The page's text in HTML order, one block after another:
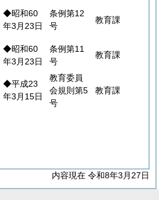
◆昭和60
年3月23日
条例第12
号
教育課
◆昭和60
年3月23日
条例第11
号
教育課
◆平成23
年3月15日
教育委員
会規則第5
号
教育課
内容現在 令和8年3月27日